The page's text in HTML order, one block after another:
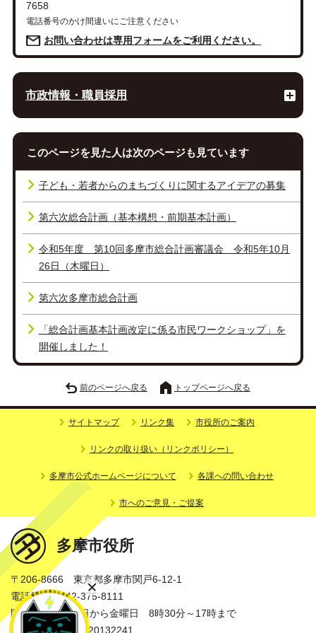
7658
電話番号のかけ間違いにご注意ください
お問い合わせは専用フォームをご利用ください。
市政情報・職員採用
このページを見た人は次のページも見ています
子ども・若者からのまちづくりに関するアイデアの募集
第六次総合計画（基本構想・前期基本計画）
令和5年度 第10回多摩市総合計画審議会 令和5年10月
26日（木曜日）
第六次多摩市総合計画
「総合計画基本計画改定に係る市民ワークショップ」を
開催しました！
前のページへ戻る トップページへ戻る
サイトマップ リンク集 市役所のご案内
リンクの取り扱い（リンクポリシー）
多摩市公式ホームページについて 各課への問い合わせ
市へのご意見・ご提案
多摩市役所
〒206-8666 東京都多摩市関戸6-12-1
電話番号：042-375-8111
開庁時間：月曜日から金曜日 8時30分～17時まで
法人番号：3000020132241